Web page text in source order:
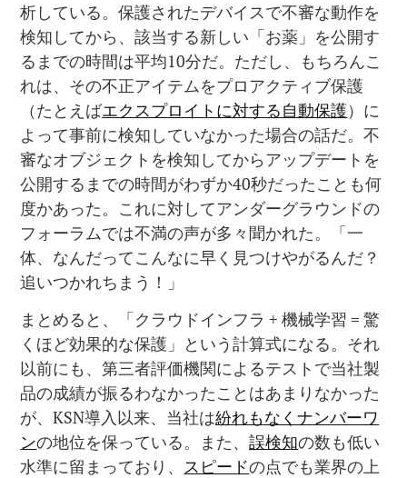
析している。保護されたデバイスで不審な動作を
検知してから、該当する新しい「お薬」を公開す
るまでの時間は平均10分だ。ただし、もちろんこ
れは、その不正アイテムをプロアクティブ保護
（たとえばエクスプロイトに対する自動保護）に
よって事前に検知していなかった場合の話だ。不
審なオブジェクトを検知してからアップデートを
公開するまでの時間がわずか40秒だったことも何
度かあった。これに対してアンダーグラウンドの
フォーラムでは不満の声が多々聞かれた。「一
体、なんだってこんなに早く見つけやがるんだ？
追いつかれちまう！」
まとめると、「クラウドインフラ + 機械学習 = 驚
くほど効果的な保護」という計算式になる。それ
以前にも、第三者評価機関によるテストで当社製
品の成績が振るわなかったことはあまりなかった
が、KSN導入以来、当社は紛れもなくナンバーワ
ンの地位を保っている。また、誤検知の数も低い
水準に留まっており、
スピードの点でも業界の上